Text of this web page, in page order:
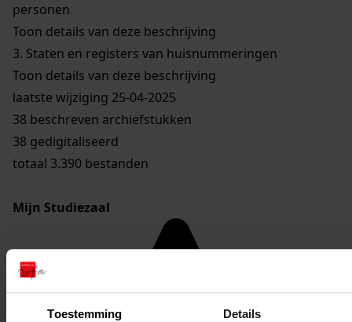
Toestemming Details
personen
Toon details van deze beschrijving
3. Staten en registers van huisnummeringen
Toon details van deze beschrijving
laatste wijziging 25-04-2025
38 beschreven archiefstukken
38 gedigitaliseerd
totaal 3.390 bestanden
Mijn Studiezaal